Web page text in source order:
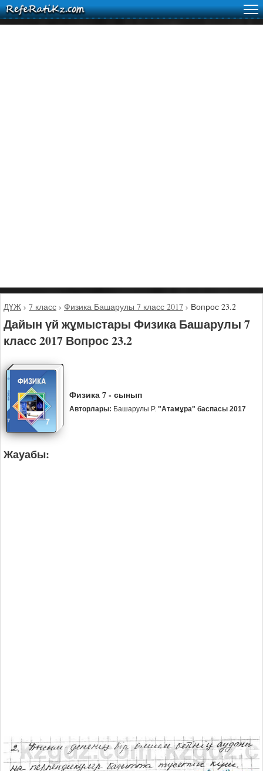
ДҮЖ › 7 класс › Физика Башарулы 7 класс 2017 › Вопрос 23.2
Дайын үй жұмыстары Физика Башарулы 7
класс 2017 Вопрос 23.2
Физика 7 - сынып
Авторлары: Башарулы Р. "Атамұра" баспасы 2017
Жауабы: